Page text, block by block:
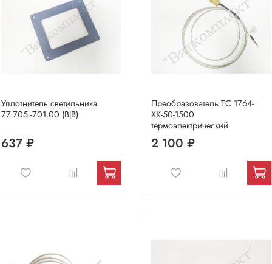
Уплотнитель светильника
77.705.-701.00 (BJB)
637 ₽
Преобразователь ТC 1764-
ХК-50-1500
термоэлектрический
2 100 ₽